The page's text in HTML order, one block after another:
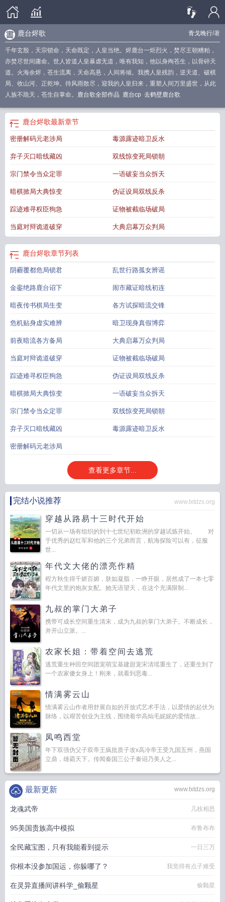
青戈晚行/著
鹿台烬歌
千年玄殷，天宗锁命，天命既定，人皇当绝。烬鹿台一炬烈火，焚尽王朝糟粕，
亦焚尽世间庸命。世人皆道人皇暴虐无道，唯有我知，他以身殉苍生，以骨碎天
道。火海余烬，苍生流离，天命高悬，人间将倾。我携人皇残韵，逆天道、破棋
局、收山河、正乾坤。待风雨散尽，迎我的人皇归来，重塑人间万里盛世，从此
人族不跪天，苍生自掌命。 鹿台歌全部作品 鹿台cp 去鹤壁鹿台歌
鹿台烬歌最新章节
密册解码元老涉局 毒源露迹暗卫反水
弃子灭口暗线藏凶 双线惊变死局锁朝
宗门禁令当众定罪 一语破妄当众拆天
暗棋掀局大典惊变 伪证设局双线反杀
踪迹难寻权臣狗急 证物被截临场破局
当庭对辩诡道破穿 大典启幕万众判局
鹿台烬歌章节列表
阴霾覆都危局锁君 乱世行路孤女辨谣
金銮绝路鹿台诏下 闹市藏证暗线初连
暗夜传书棋局生变 各方试探暗流交锋
危机贴身虚实难辨 暗卫现身真假博弈
前夜暗流各方备局 大典启幕万众判局
当庭对辩诡道破穿 证物被截临场破局
踪迹难寻权臣狗急 伪证设局双线反杀
暗棋掀局大典惊变 一语破妄当众拆天
宗门禁令当众定罪 双线惊变死局锁朝
弃子灭口暗线藏凶 毒源露迹暗卫反水
密册解码元老涉局
查看更多章节...
完结小说推荐 www.txtdzs.org
穿越从路易十三时代开始
一切从一场有组织的到十七世纪初欧洲的穿越试炼开始。 对
于优秀的赵红军和他的三个兄弟而言，航海探险可以有，征服
世...
年代文大佬的漂亮作精
程方秋生得千娇百媚，肤如凝脂，一睁开眼，居然成了一本七零
年代文里的炮灰女配。她无语望天，在这个充满限制...
九叔的掌门大弟子
携带可成长空间重生清末，成为九叔的掌门大弟子。不断成长，
并开山立派。...
农家长姐：带着空间去逃荒
逃荒重生种田空间团宠萌宝基建甜宠宋清瑶重生了，还重生到了
一个农家傻女身上！刚来，就看到恶毒...
情满雾云山
情满雾云山作者用舒展自如的开放式艺术手法，以爱情的起伏为
脉络，以艰苦创业为主线，围绕着华高灿毛妮妮的爱情故...
凤鸣西堂
年下双强伪父子双帝王疯批质子攻x高冷帝王受九国五州，燕国
立鼎，雄霸天下。传闻秦国三公子秦诏乃美人之...
www.txtdzs.org
最新更新
龙魂武帝 几枝相思
95美国贵族高中模拟 布鲁布布
全民藏宝图，只有我能看到提示 一日三万
你根本没参加国运，你躲哪了？ 我觉得有点子难受
在灵异直播间讲科学_偷颗星 偷颗星